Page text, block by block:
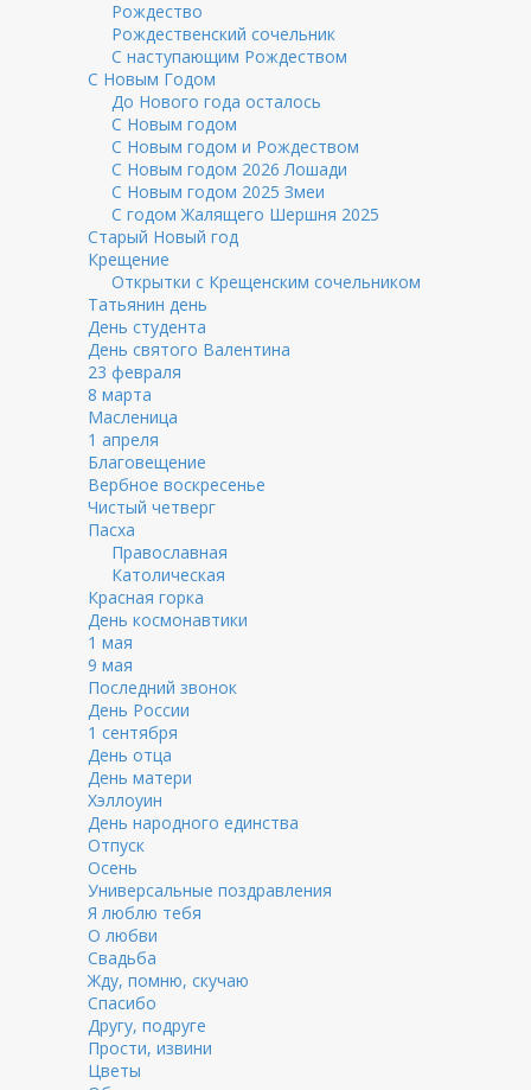
Рождество
Рождественский сочельник
С наступающим Рождеством
С Новым Годом
До Нового года осталось
С Новым годом
С Новым годом и Рождеством
С Новым годом 2026 Лошади
С Новым годом 2025 Змеи
С годом Жалящего Шершня 2025
Старый Новый год
Крещение
Открытки с Крещенским сочельником
Татьянин день
День студента
День святого Валентина
23 февраля
8 марта
Масленица
1 апреля
Благовещение
Вербное воскресенье
Чистый четверг
Пасха
Православная
Католическая
Красная горка
День космонавтики
1 мая
9 мая
Последний звонок
День России
1 сентября
День отца
День матери
Хэллоуин
День народного единства
Отпуск
Осень
Универсальные поздравления
Я люблю тебя
О любви
Свадьба
Жду, помню, скучаю
Спасибо
Другу, подруге
Прости, извини
Цветы